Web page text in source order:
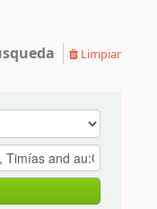
Limpiar